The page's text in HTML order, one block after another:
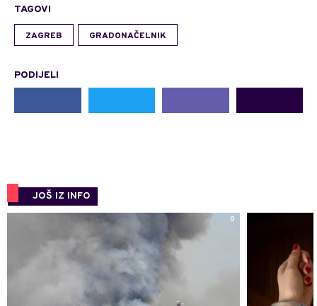
TAGOVI
ZAGREB GRADONAČELNIK
PODIJELI
JOŠ IZ INFO
0